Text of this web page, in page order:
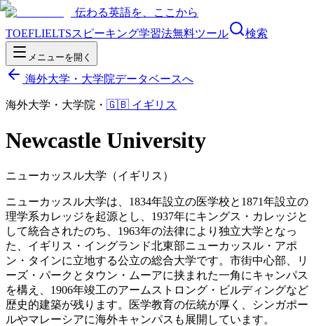
伝わる英語を、ここから
TOEFLIELTSスピーキング学習法無料ツール 検索
メニューを開く
海外大学・大学院データベースへ
海外大学・大学院 ・ 🇬🇧 イギリス
Newcastle University
ニューカッスル大学（イギリス）
ニューカッスル大学は、1834年設立の医学校と1871年設立の
理学系カレッジを起源とし、1937年にキングス・カレッジと
して統合されたのち、1963年の法律により独立大学となっ
た、イギリス・イングランド北東部ニューカッスル・アポ
ン・タインに立地する公立の総合大学です。市街中心部、リ
ーズ・パークとタウン・ムーアに挟まれた一角にキャンパス
を構え、1906年竣工のアームストロング・ビルディングなど
歴史的建築が残ります。医学教育の伝統が厚く、シンガポー
ルやマレーシアに海外キャンパスも展開しています。